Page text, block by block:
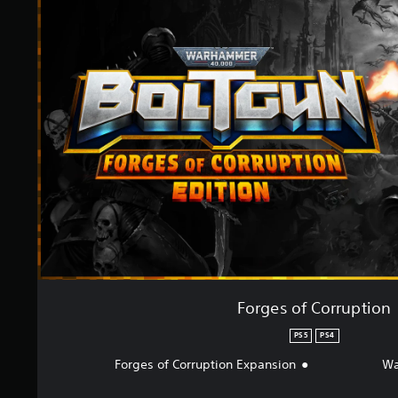
Forges of Corruption
PS4
PS5
Forges of Corruption Expansion